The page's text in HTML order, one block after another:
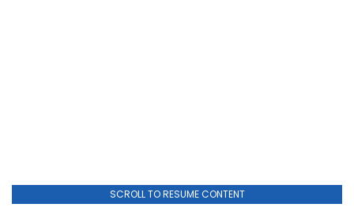
SCROLL TO RESUME CONTENT